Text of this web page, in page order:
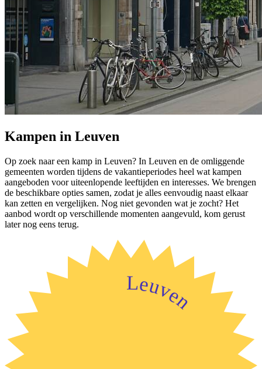
Kampen in Leuven
Op zoek naar een kamp in Leuven? In Leuven en de omliggende
gemeenten worden tijdens de vakantieperiodes heel wat kampen
aangeboden voor uiteenlopende leeftijden en interesses. We brengen
de beschikbare opties samen, zodat je alles eenvoudig naast elkaar
kan zetten en vergelijken. Nog niet gevonden wat je zocht? Het
aanbod wordt op verschillende momenten aangevuld, kom gerust
later nog eens terug.
Leuven